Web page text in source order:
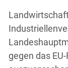
gegen das